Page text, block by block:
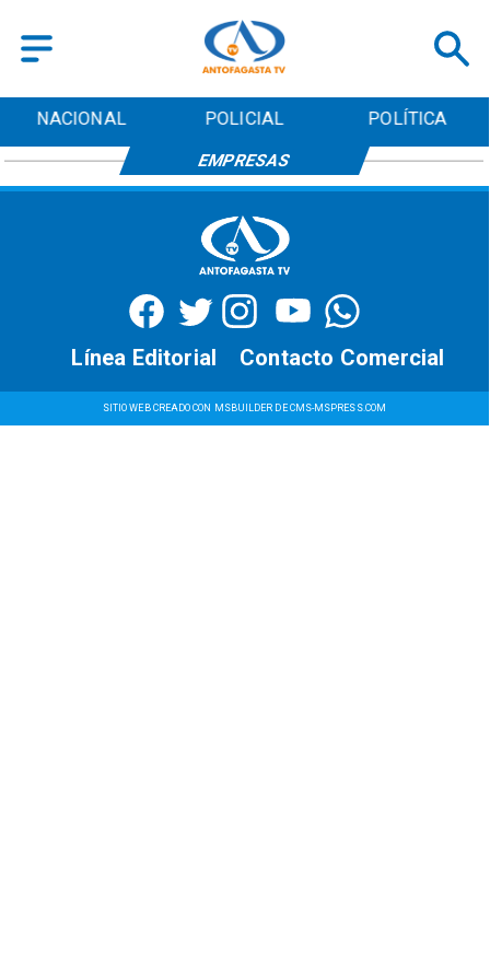
NACIONAL POLICIAL POLÍTICA
EMPRESAS
SITIO WEB CREADO CON MSBUILDER DE CMS-MSPRESS.COM
Contacto Comercial
Línea Editorial